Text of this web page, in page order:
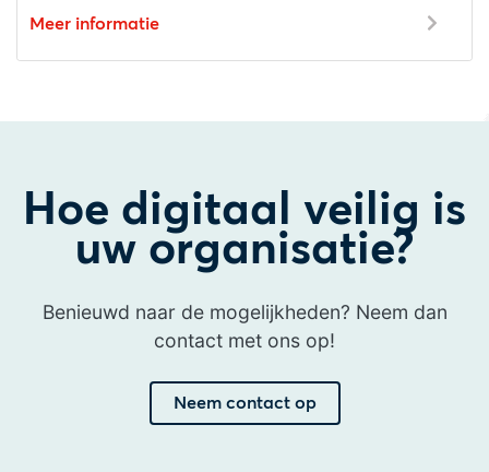
Meer informatie
Hoe digitaal veilig is
uw organisatie?
Benieuwd naar de mogelijkheden? Neem dan
contact met ons op!
Neem contact op